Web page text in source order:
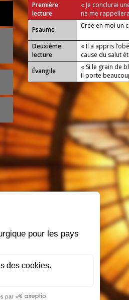
Première
lecture
« Je conclurai
ne me
Psaume Crée en moi un
Deuxième
lecture
« Il a appris
cause du salut
Évangile
« Si le grain de
il porte